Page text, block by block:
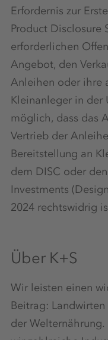
Erfordernis zur
Product Disclosure
erforderlichen
Angebot, den
Anleihen oder ihre
Kleinanleger in der
möglich, dass das
Vertrieb der
Bereitstellung an
dem DISC oder
Investments
2024 rechtswidrig
Über K+S
Wir leisten einen
Beitrag:
der